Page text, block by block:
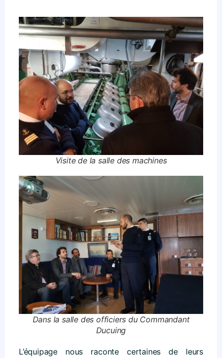
Visite de la salle des machines
Dans la salle des officiers du Commandant
Ducuing
L’équipage nous raconte certaines de leurs